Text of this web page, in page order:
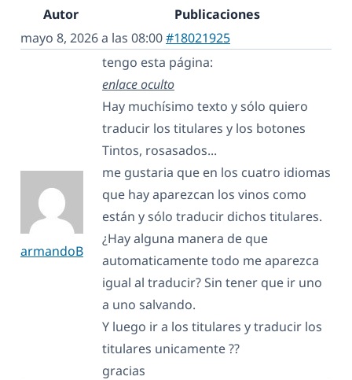
Autor
Publicaciones
mayo 8, 2026 a las 08:00#18021925
armandoB
tengo esta página:
enlace oculto
Hay muchísimo texto y sólo quiero
traducir los titulares y los botones
Tintos, rosasados...
me gustaria que en los cuatro idiomas
que hay aparezcan los vinos como
están y sólo traducir dichos titulares.
¿Hay alguna manera de que
automaticamente todo me aparezca
igual al traducir? Sin tener que ir uno
a uno salvando.
Y luego ir a los titulares y traducir los
titulares unicamente ??
gracias